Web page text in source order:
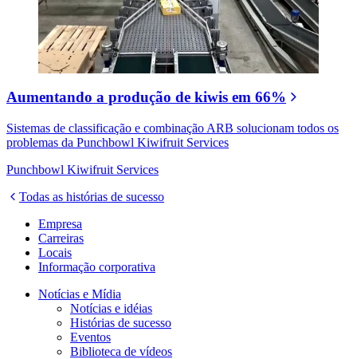
Aumentando a produção de kiwis em 66%
Sistemas de classificação e combinação ARB solucionam todos os
problemas da Punchbowl Kiwifruit Services
Punchbowl Kiwifruit Services
Todas as histórias de sucesso
Empresa
Carreiras
Locais
Informação corporativa
Notícias e Mídia
Notícias e idéias
Histórias de sucesso
Eventos
Biblioteca de vídeos